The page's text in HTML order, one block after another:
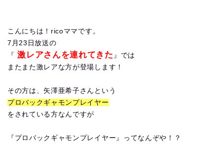
こんにちは！ricoママです。
7月23日放送の
『 激レアさんを連れてきた 』では
またまた激レアな方が登場します！
その方は、矢澤亜希子さんという
プロバックギャモンプレイヤー
をされている方なんですが
『プロバックギャモンプレイヤー』ってなんぞや！？